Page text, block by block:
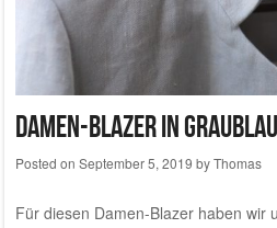
Damen-Blazer in
Posted on September 5, 2019 byThomas
Für diesen Damen-Blazer haben wir